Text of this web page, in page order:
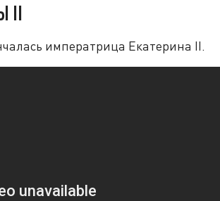
II
императрица Екатерина II.